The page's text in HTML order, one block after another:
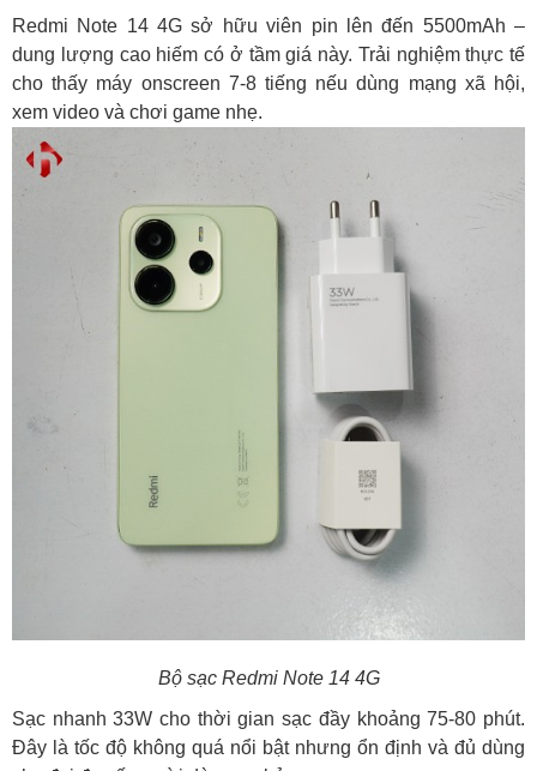
Redmi Note 14 4G sở hữu viên pin lên đến 5500mAh –
dung lượng cao hiếm có ở tầm giá này. Trải nghiệm thực tế
cho thấy máy onscreen 7-8 tiếng nếu dùng mạng xã hội,
xem video và chơi game nhẹ.
Bộ sạc Redmi Note 14 4G
Sạc nhanh 33W cho thời gian sạc đầy khoảng 75-80 phút.
Đây là tốc độ không quá nổi bật nhưng ổn định và đủ dùng